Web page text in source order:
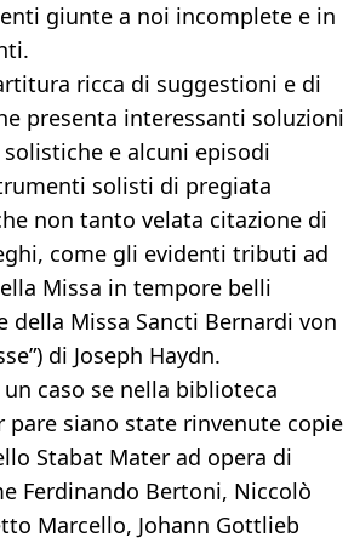
giunte a noi incomplete e in
ricca di suggestioni e di
presenta interessanti soluzioni
e alcuni episodi
solisti di pregiata
non tanto velata citazione di
come gli evidenti tributi ad
Missa in tempore belli
della Missa Sancti Bernardi von
di Joseph Haydn.
caso se nella biblioteca
pare siano state rinvenute copie
Stabat Mater ad opera di
Ferdinando Bertoni, Niccolò
Marcello, Johann Gottlieb